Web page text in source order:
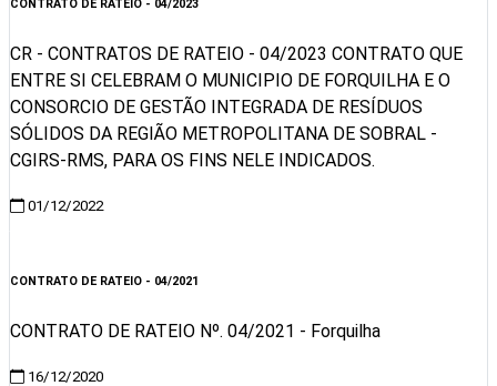
CONTRATO DE RATEIO - 04/2023
CR - CONTRATOS DE RATEIO - 04/2023 CONTRATO QUE
ENTRE SI CELEBRAM O MUNICIPIO DE FORQUILHA E O
CONSORCIO DE GESTÃO INTEGRADA DE RESÍDUOS
SÓLIDOS DA REGIÃO METROPOLITANA DE SOBRAL -
CGIRS-RMS, PARA OS FINS NELE INDICADOS.
01/12/2022
CONTRATO DE RATEIO - 04/2021
CONTRATO DE RATEIO Nº. 04/2021 - Forquilha
16/12/2020